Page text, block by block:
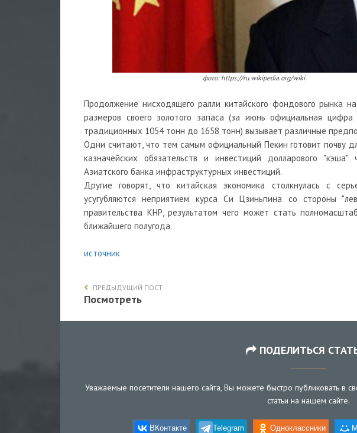
фото: https://ru.wikipedia.org/wiki
Продолжение нисходящего ралли китайского фондового рынка
размеров своего золотого запаса (за июнь официальная
традиционных 1054 тонн до 1658 тонн) вызывает различные
Одни считают, что тем самым официальный Пекин готовит почву
казначейских обязательств и инвестиций долларового
Азиатского банка инфраструктурных инвестиций.
Другие говорят, что китайская экономика столкнулась с
усугубляются неприятием курса Си Цзиньпина со стороны
правительства КНР, результатом чего может стать
ближайшего полугода.
источник
ПРЕДЫДУЩИЙ ПОСТ
Посмотреть
ПОДЕЛИТЬСЯ
Уважаемые посетители нашего сайта, Вы можете быстро публиковать в
статьи на нашем сайте.
ВКонтакте Telegram Одноклассники